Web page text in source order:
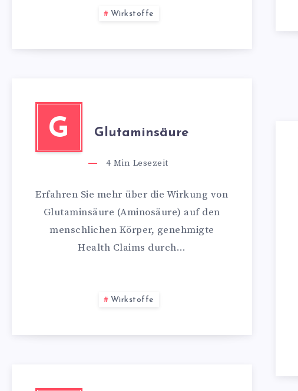
Wirkstoffe
G Glutaminsäure
4 Min Lesezeit
Erfahren Sie mehr über die Wirkung von
Glutaminsäure (Aminosäure) auf den
menschlichen Körper, genehmigte
Health Claims durch…
Wirkstoffe